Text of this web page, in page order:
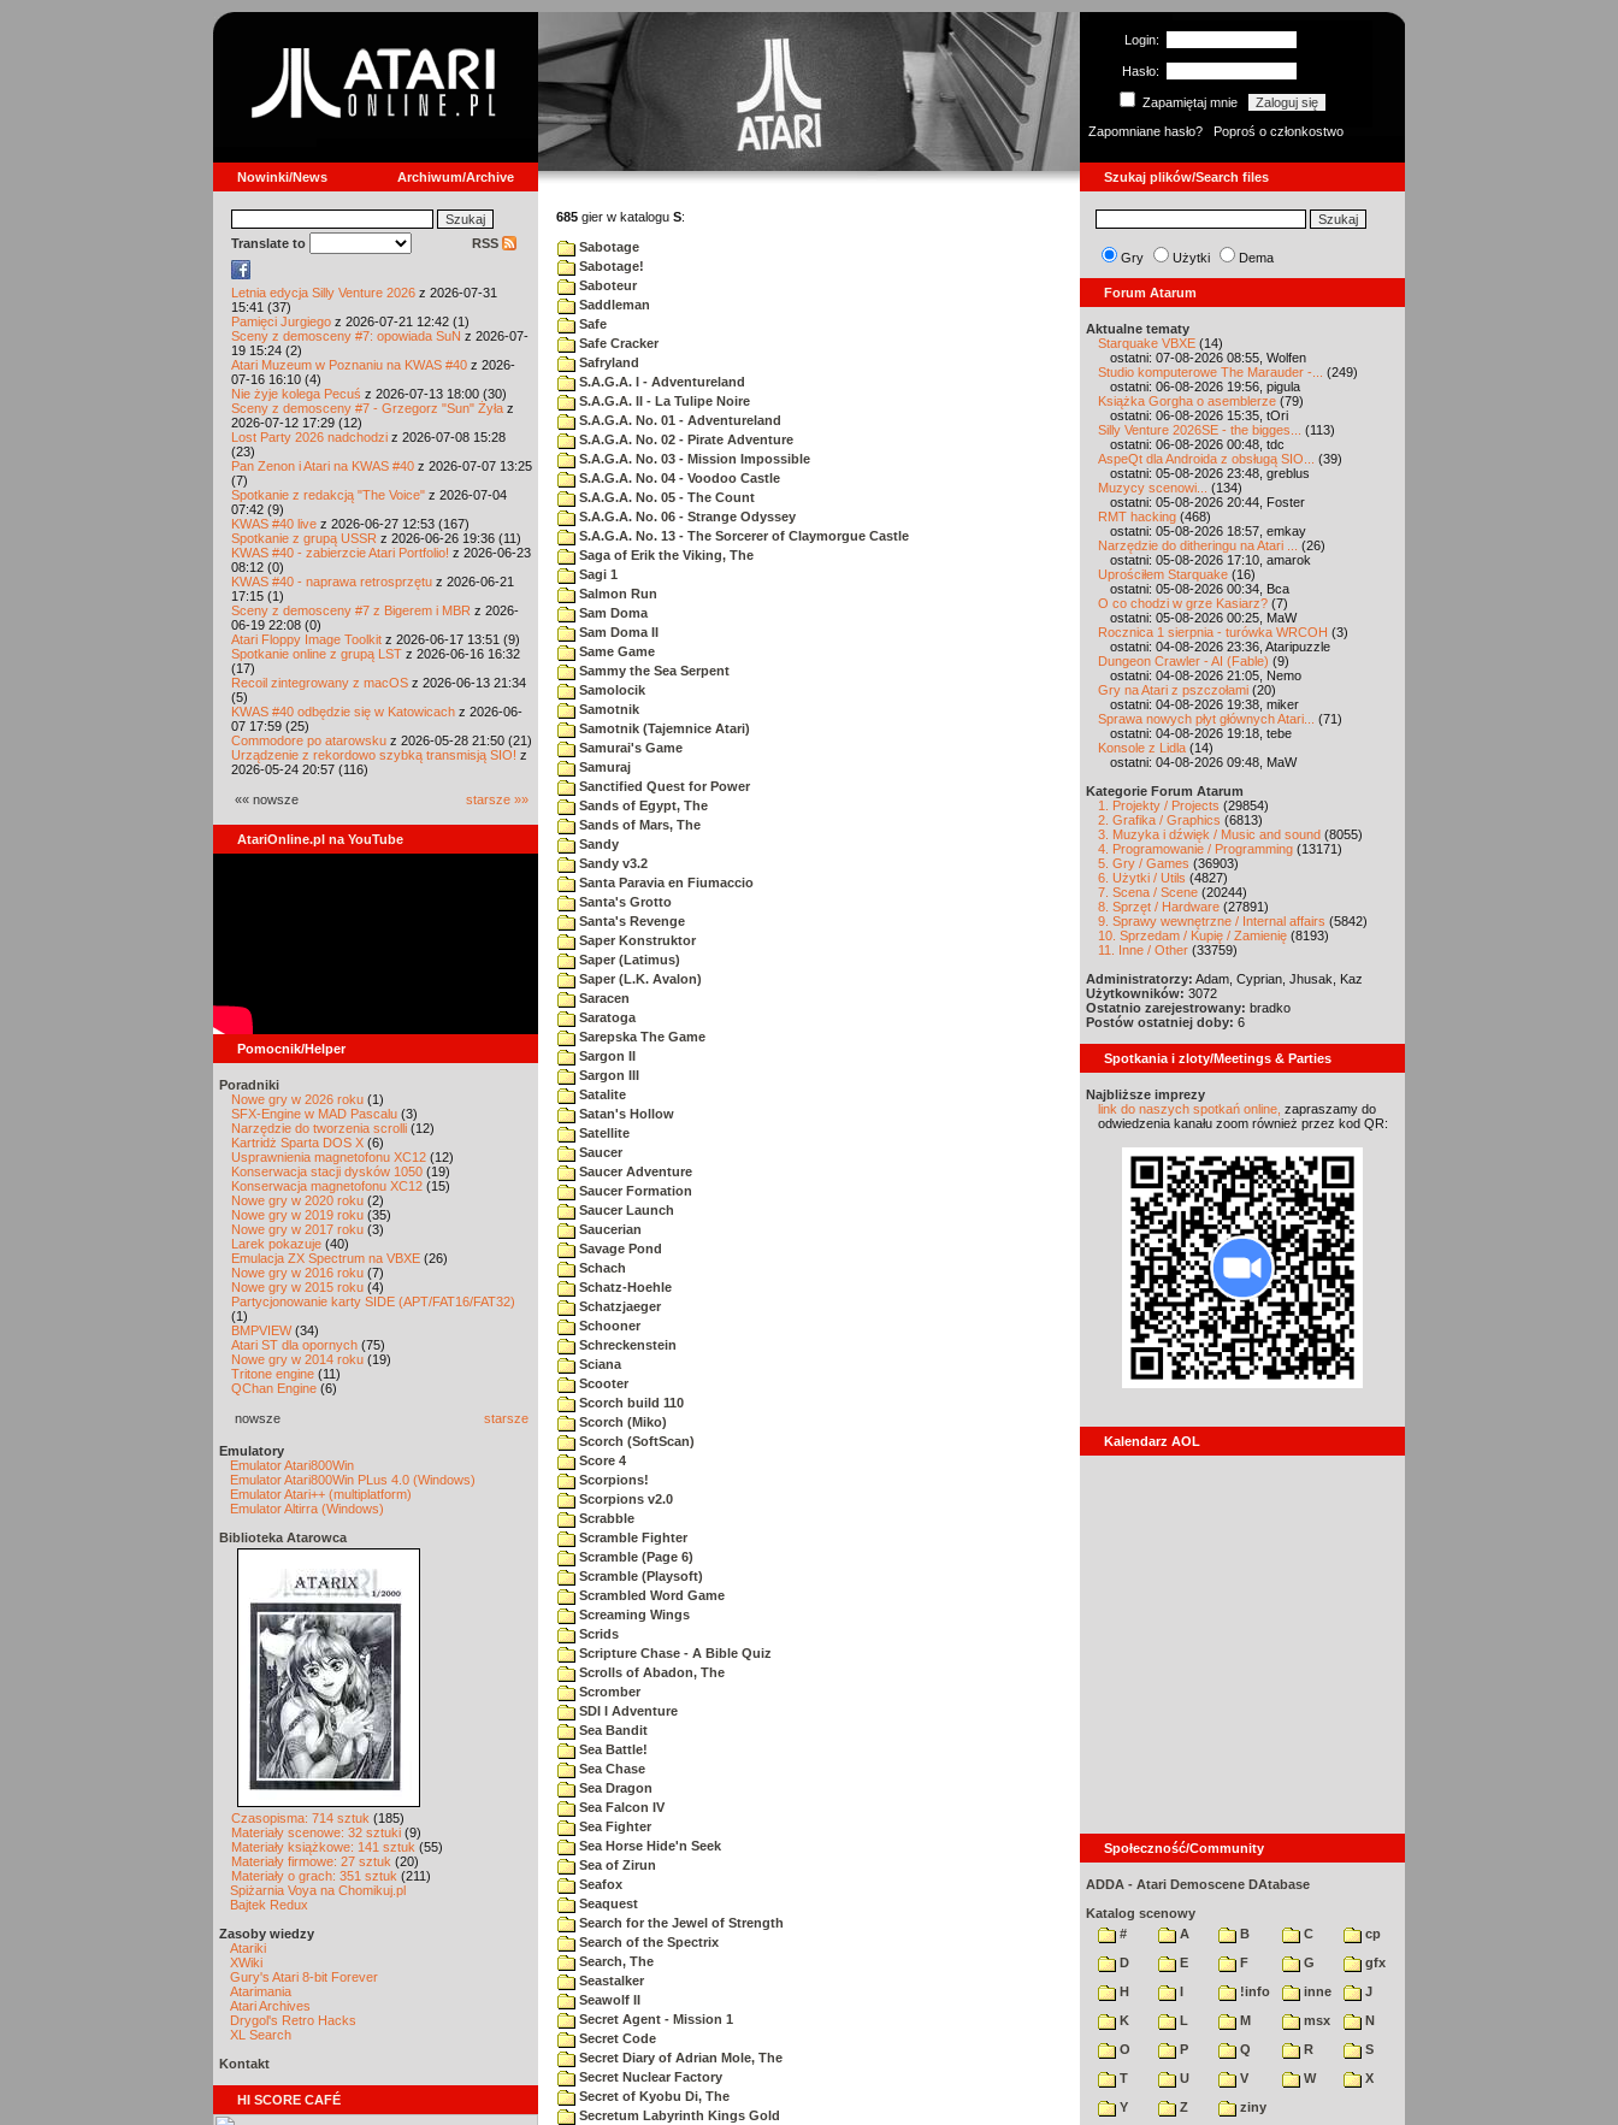
Login:
Hasło:
Zapamiętaj mnie
Zapomniane hasło?
Poproś o członkostwo
Nowinki/News Archiwum/Archive Szukaj plików/Search files
Translate to RSS
Letnia edycja Silly Venture 2026 z 2026-07-31
15:41 (37)
Pamięci Jurgiego z 2026-07-21 12:42 (1)
Sceny z demosceny #7: opowiada SuN z 2026-07-
19 15:24 (2)
Atari Muzeum w Poznaniu na KWAS #40 z 2026-
07-16 16:10 (4)
Nie żyje kolega Pecuś z 2026-07-13 18:00 (30)
Sceny z demosceny #7 - Grzegorz "Sun" Żyła z
2026-07-12 17:29 (12)
Lost Party 2026 nadchodzi z 2026-07-08 15:28
(23)
Pan Zenon i Atari na KWAS #40 z 2026-07-07 13:25
(7)
Spotkanie z redakcją "The Voice" z 2026-07-04
07:42 (9)
KWAS #40 live z 2026-06-27 12:53 (167)
Spotkanie z grupą USSR z 2026-06-26 19:36 (11)
KWAS #40 - zabierzcie Atari Portfolio! z 2026-06-23
08:12 (0)
KWAS #40 - naprawa retrosprzętu z 2026-06-21
17:15 (1)
Sceny z demosceny #7 z Bigerem i MBR z 2026-
06-19 22:08 (0)
Atari Floppy Image Toolkit z 2026-06-17 13:51 (9)
Spotkanie online z grupą LST z 2026-06-16 16:32
(17)
Recoil zintegrowany z macOS z 2026-06-13 21:34
(5)
KWAS #40 odbędzie się w Katowicach z 2026-06-
07 17:59 (25)
Commodore po atarowsku z 2026-05-28 21:50 (21)
Urządzenie z rekordowo szybką transmisją SIO! z
2026-05-24 20:57 (116)
«« nowsze starsze »»
AtariOnline.pl na YouTube
Pomocnik/Helper
Poradniki
Nowe gry w 2026 roku (1)
SFX-Engine w MAD Pascalu (3)
Narzędzie do tworzenia scrolli (12)
Kartridż Sparta DOS X (6)
Usprawnienia magnetofonu XC12 (12)
Konserwacja stacji dysków 1050 (19)
Konserwacja magnetofonu XC12 (15)
Nowe gry w 2020 roku (2)
Nowe gry w 2019 roku (35)
Nowe gry w 2017 roku (3)
Larek pokazuje (40)
Emulacja ZX Spectrum na VBXE (26)
Nowe gry w 2016 roku (7)
Nowe gry w 2015 roku (4)
Partycjonowanie karty SIDE (APT/FAT16/FAT32)
(1)
BMPVIEW(34)
Atari ST dla opornych (75)
Nowe gry w 2014 roku (19)
Tritone engine (11)
QChan Engine (6)
nowsze starsze
Emulatory
Emulator Atari800Win
Emulator Atari800Win PLus 4.0 (Windows)
Emulator Atari++ (multiplatform)
Emulator Altirra (Windows)
Biblioteka Atarowca
Czasopisma: 714 sztuk (185)
Materiały scenowe: 32 sztuki (9)
Materiały książkowe: 141 sztuk (55)
Materiały firmowe: 27 sztuk (20)
Materiały o grach: 351 sztuk (211)
Spiżarnia Voya na Chomikuj.pl
Bajtek Redux
Zasoby wiedzy
Atariki
XWiki
Gury's Atari 8-bit Forever
Atarimania
Atari Archives
Drygol's Retro Hacks
XL Search
Kontakt
HI SCORE CAFÉ
685 gier w katalogu S:
Sabotage
Sabotage!
Saboteur
Saddleman
Safe
Safe Cracker
Safryland
S.A.G.A. I - Adventureland
S.A.G.A. II - La Tulipe Noire
S.A.G.A. No. 01 - Adventureland
S.A.G.A. No. 02 - Pirate Adventure
S.A.G.A. No. 03 - Mission Impossible
S.A.G.A. No. 04 - Voodoo Castle
S.A.G.A. No. 05 - The Count
S.A.G.A. No. 06 - Strange Odyssey
S.A.G.A. No. 13 - The Sorcerer of Claymorgue Castle
Saga of Erik the Viking, The
Sagi 1
Salmon Run
Sam Doma
Sam Doma II
Same Game
Sammy the Sea Serpent
Samolocik
Samotnik
Samotnik (Tajemnice Atari)
Samurai's Game
Samuraj
Sanctified Quest for Power
Sands of Egypt, The
Sands of Mars, The
Sandy
Sandy v3.2
Santa Paravia en Fiumaccio
Santa's Grotto
Santa's Revenge
Saper Konstruktor
Saper (Latimus)
Saper (L.K. Avalon)
Saracen
Saratoga
Sarepska The Game
Sargon II
Sargon III
Satalite
Satan's Hollow
Satellite
Saucer
Saucer Adventure
Saucer Formation
Saucer Launch
Saucerian
Savage Pond
Schach
Schatz-Hoehle
Schatzjaeger
Schooner
Schreckenstein
Sciana
Scooter
Scorch build 110
Scorch (Miko)
Scorch (SoftScan)
Score 4
Scorpions!
Scorpions v2.0
Scrabble
Scramble Fighter
Scramble (Page 6)
Scramble (Playsoft)
Scrambled Word Game
Screaming Wings
Scrids
Scripture Chase - A Bible Quiz
Scrolls of Abadon, The
Scromber
SDI I Adventure
Sea Bandit
Sea Battle!
Sea Chase
Sea Dragon
Sea Falcon IV
Sea Fighter
Sea Horse Hide'n Seek
Sea of Zirun
Seafox
Seaquest
Search for the Jewel of Strength
Search of the Spectrix
Search, The
Seastalker
Seawolf II
Secret Agent - Mission 1
Secret Code
Secret Diary of Adrian Mole, The
Secret Nuclear Factory
Secret of Kyobu Di, The
Secretum Labyrinth Kings Gold
Gry Użytki Dema
Forum Atarum
Aktualne tematy
Starquake VBXE (14)
ostatni: 07-08-2026 08:55, Wolfen
Studio komputerowe The Marauder -...
(249)
ostatni: 06-08-2026 19:56, pigula
Książka Gorgha o asemblerze (79)
ostatni: 06-08-2026 15:35, tOri
Silly Venture 2026SE - the bigges...
(113)
ostatni: 06-08-2026 00:48, tdc
AspeQt dla Androida z obsługą SIO...
(39)
ostatni: 05-08-2026 23:48, greblus
Muzycy scenowi...
(134)
ostatni: 05-08-2026 20:44, Foster
RMT hacking (468)
ostatni: 05-08-2026 18:57, emkay
Narzędzie do ditheringu na Atari ...
(26)
ostatni: 05-08-2026 17:10, amarok
Uprościłem Starquake (16)
ostatni: 05-08-2026 00:34, Bca
O co chodzi w grze Kasiarz? (7)
ostatni: 05-08-2026 00:25, MaW
Rocznica 1 sierpnia - turówka WRCOH (3)
ostatni: 04-08-2026 23:36, Ataripuzzle
Dungeon Crawler - AI (Fable) (9)
ostatni: 04-08-2026 21:05, Nemo
Gry na Atari z pszczołami (20)
ostatni: 04-08-2026 19:38, miker
Sprawa nowych płyt głównych Atari...
(71)
ostatni: 04-08-2026 19:18, tebe
Konsole z Lidla (14)
ostatni: 04-08-2026 09:48, MaW
Kategorie Forum Atarum
1. Projekty / Projects (29854)
2. Grafika / Graphics (6813)
3. Muzyka i dźwięk / Music and sound (8055)
4. Programowanie / Programming (13171)
5. Gry / Games (36903)
6. Użytki / Utils (4827)
7. Scena / Scene (20244)
8. Sprzęt / Hardware (27891)
9. Sprawy wewnętrzne / Internal affairs (5842)
10. Sprzedam / Kupię / Zamienię (8193)
11. Inne / Other (33759)
Administratorzy: Adam, Cyprian, Jhusak, Kaz
Użytkowników: 3072
Ostatnio zarejestrowany: bradko
Postów ostatniej doby: 6
Spotkania i zloty/Meetings & Parties
Najbliższe imprezy
link do naszych spotkań online, zapraszamy do
odwiedzenia kanału zoom również przez kod QR:
Kalendarz AOL
Społeczność/Community
ADDA - Atari Demoscene DAtabase
Katalog scenowy
#
A B C
cp
D
E F G
gfx
H
I !info inne
J
K
L M msx
N
O
P Q R
S
T
U V W
X
Y
Z
ziny